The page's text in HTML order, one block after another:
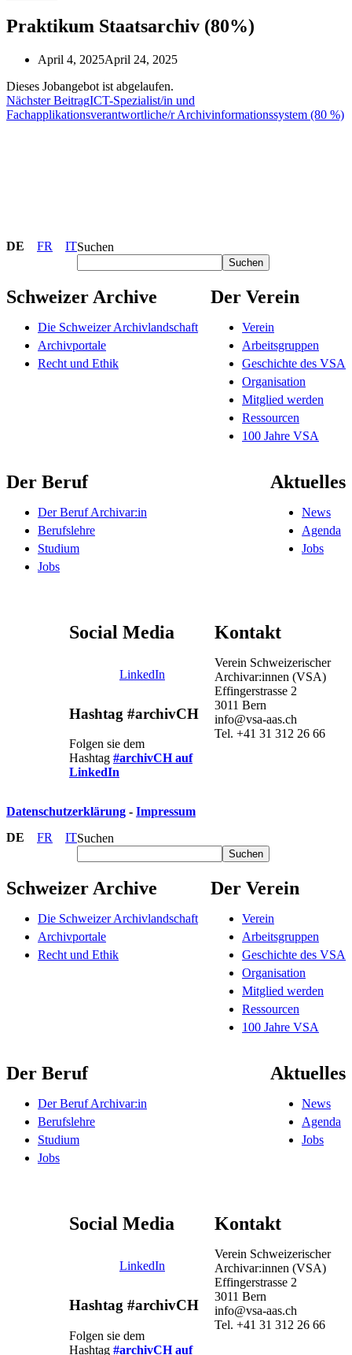
Praktikum Staatsarchiv (80%)
April 4, 2025April 24, 2025
Dieses Jobangebot ist abgelaufen.
Nächster BeitragICT-Spezialist/in und
Fachapplikationsverantwortliche/r Archivinformationssystem (80 %)
DE FR ITSuchen
Suchen
Schweizer Archive
Die Schweizer Archivlandschaft
Archivportale
Recht und Ethik
Der Verein
Verein
Arbeitsgruppen
Geschichte des VSA
Organisation
Mitglied werden
Ressourcen
100 Jahre VSA
Der Beruf
Der Beruf Archivar:in
Berufslehre
Studium
Jobs
Aktuelles
News
Agenda
Jobs
Social Media
LinkedIn
Hashtag #archivCH
Folgen sie dem
Hashtag #archivCH auf
LinkedIn
Kontakt
Verein Schweizerischer
Archivar:innen (VSA)
Effingerstrasse 2
3011 Bern
info@vsa-aas.ch
Tel. +41 31 312 26 66
Datenschutzerklärung - Impressum
DE
FR ITSuchen
Suchen
Schweizer Archive
Die Schweizer Archivlandschaft
Archivportale
Recht und Ethik
Der Verein
Verein
Arbeitsgruppen
Geschichte des VSA
Organisation
Mitglied werden
Ressourcen
100 Jahre VSA
Der Beruf
Der Beruf Archivar:in
Berufslehre
Studium
Jobs
Aktuelles
News
Agenda
Jobs
Social Media
LinkedIn
Hashtag #archivCH
Folgen sie dem
Hashtag #archivCH auf
Kontakt
Verein Schweizerischer
Archivar:innen (VSA)
Effingerstrasse 2
3011 Bern
info@vsa-aas.ch
Tel. +41 31 312 26 66